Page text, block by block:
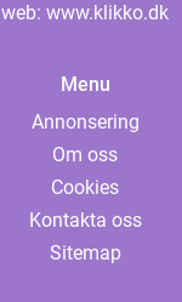
web: www.klikko.dk
Menu
Annonsering
Om oss
Cookies
Kontakta oss
Sitemap